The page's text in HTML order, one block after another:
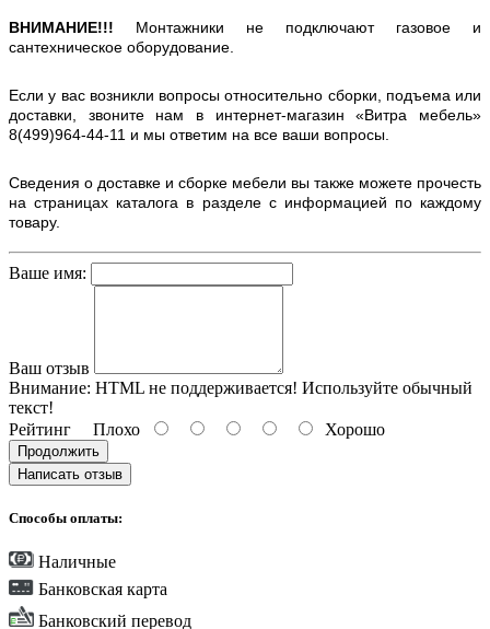
ВНИМАНИЕ!!! Монтажники не подключают газовое и
сантехническое оборудование.
Если у вас возникли вопросы относительно сборки, подъема или
доставки, звоните нам в интернет-магазин «Витра мебель»
8(499)964-44-11 и мы ответим на все ваши вопросы.
Сведения о доставке и сборке мебели вы также можете прочесть
на страницах каталога в разделе с информацией по каждому
товару.
Ваше имя:
Ваш отзыв
Внимание: HTML не поддерживается! Используйте обычный
текст!
Рейтинг Плохо Хорошо
Продолжить
Написать отзыв
Способы оплаты:
Наличные
Банковская карта
Банковский перевод